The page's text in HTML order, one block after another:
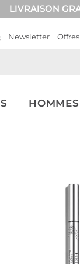
LIVRAISON
Newsletter Offres
HOMMES